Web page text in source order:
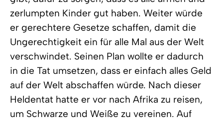
zerlumpten Kinder gut haben. Weiter würde
er gerechtere Gesetze schaffen, damit die
Ungerechtigkeit ein für alle Mal aus der Welt
verschwindet. Seinen Plan wollte er dadurch
in die Tat umsetzen, dass er einfach alles Geld
auf der Welt abschaffen würde. Nach dieser
Heldentat hatte er vor nach Afrika zu reisen,
um Schwarze und Weiße zu vereinen. Auf